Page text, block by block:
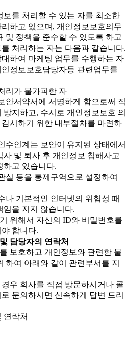
를 처리할 수 있는 자를 최소한
하고 있으며, 개인정보보호의무
및 정책을 준수할 수 있도록 하고
처리하는 자는 다음과 같습니다.
하여 마케팅 업무를 수행하는 자
정보보호담당자등 관련업무를
리가 불가피한 자
안서약서에 서명하게 함으로써 직
지하고, 수시로 개인정보보호 의
시하기 위한 내부절차를 마련하
수인계는 보안이 유지된 상태에서
및 퇴사 후 개인정보 침해사고
하고 있습니다.
실 등을 통제구역으로 설정하여
나 기본적인 인터넷의 위험성 때
임을 지지 않습니다.
위해서 자신의 ID와 비밀번호를
합니다.
담당자의 연락처
보호하고 개인정보와 관련한 불
하여 아래와 같이 관련부서를 지
우 회사를 직접 방문하시거나 콜
문의하시면 신속하게 답변 드리
연락처